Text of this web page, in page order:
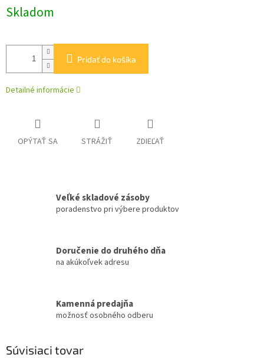
cena:
Skladom
Pridať do košíka
Detailné informácie
OPÝTAŤ SA STRÁŽIŤ ZDIEĽAŤ
Veľké skladové zásoby
poradenstvo pri výbere produktov
Doručenie do druhého dňa
na akúkoľvek adresu
Kamenná predajňa
možnosť osobného odberu
Súvisiaci tovar